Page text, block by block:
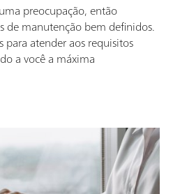
preocupação, então
de manutenção bem definidos.
para atender aos requisitos
a você a máxima